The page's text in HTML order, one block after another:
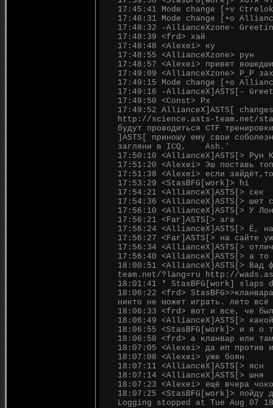
17:45:41 Mode change [+v
17:48:31 Mode change [+o
17:48:32 -AllianceXzone-
17:48:39 <frd> хай
17:48:48 <Alexei> ку
17:48:55 <AllianceXzone> рун
17:48:57 <Alexei> привет
17:49:09 <AllianceXzone> Р_Р
17:49:15 Mode change [+o
17:49:16 -AllianceX]ASTS[-
17:49:50 <Const> Рх
17:49:52 AllianceX]ASTS[
http://science.asts-team.net/
будут проводиться CTF
]ASTS[ приношу ему свои
загляни в ICQ, Ash.'
17:50:10 <AllianceX]ASTS[> Рун
17:51:20 <Alexei> Эш поставь
17:51:38 <Alexei> если
17:53:29 <StasBFG[work]> hi
17:54:21 <AllianceX]ASTS[> сек
17:54:36 <AllianceX]ASTS[> шет
17:56:10 <AllianceX]ASTS[> У
17:56:21 <Far]ASTS[> ага
17:56:24 <AllianceX]ASTS[> Ё,
17:56:27 <Far]ASTS[> на сайте
17:56:34 <AllianceX]ASTS[>
17:56:40 <AllianceX]ASTS[> а то
18:00:51 <AllianceX]ASTS[> Вад
team.net/?lang=ru http://
18:01:41 * StasBFG[work]
18:06:22 <frd>
никто не может играть. лето всё
18:06:33 <frd> вот и все, че
18:06:49 <AllianceX]ASTS[>
18:06:55 <StasBFG[work]> и я о
18:06:58 <frd> а кланвар или
18:07:05 <Alexei> да ип против
18:07:08 <Alexei> уже боян
18:07:11 <AllianceX]ASTS[> ясн
18:07:14 <AllianceX]ASTS[> шня
18:07:23 <Alexei> ещё вчера
18:07:25 <StasBFG[work]> пойду
Logging stopped at Tue Aug 07